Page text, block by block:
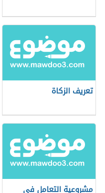
تعريف الزكاة
مشروعية التعامل في